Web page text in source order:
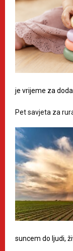
je vrijeme za
Pet savjeta za
suncem do ljudi,